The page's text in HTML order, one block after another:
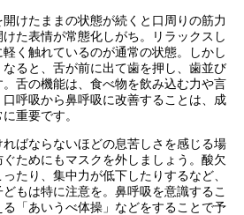
けたままの状態が続くと口周りの筋力
た表情が常態化しがち。リラックスし
く触れているのが通常の状態。しかし
ると、舌が前に出て歯を押し、歯並び
舌の機能は、食べ物を飲み込む力や言
呼吸から鼻呼吸に改善することは、成
重要です。
ばならないほどの息苦しさを感じる場
ためにもマスクを外しましょう。酸欠
たり、集中力が低下したりするなど、
もは特に注意を。鼻呼吸を意識するこ
「あいうべ体操」などをすることで予